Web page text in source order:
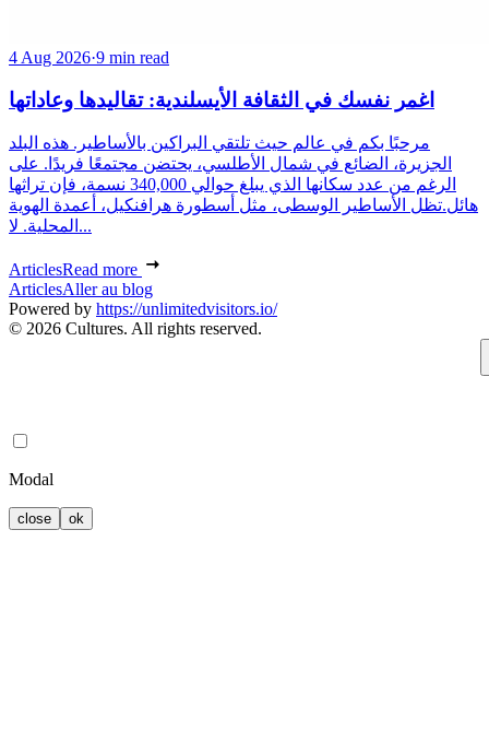
4 Aug 2026·9 min read
اغمر نفسك في الثقافة الأيسلندية: تقاليدها وعاداتها
مرحبًا بكم في عالم حيث تلتقي البراكين بالأساطير. هذه البلد
الجزيرة، الضائع في شمال الأطلسي، يحتضن مجتمعًا فريدًا. على
الرغم من عدد سكانها الذي يبلغ حوالي 340,000 نسمة، فإن تراثها
هائل.تظل الأساطير الوسطى، مثل أسطورة هرافنكيل، أعمدة الهوية
المحلية. لا...
ArticlesRead more
ArticlesAller au blog
Powered by https://unlimitedvisitors.io/
© 2026 Cultures. All rights reserved.
Modal
close ok